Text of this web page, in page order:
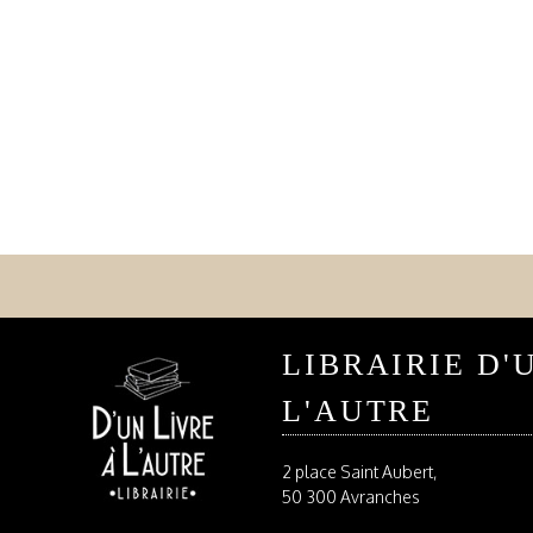
LIBRAIRIE
L'AUTRE
2 place Saint Aubert,
50 300 Avranches